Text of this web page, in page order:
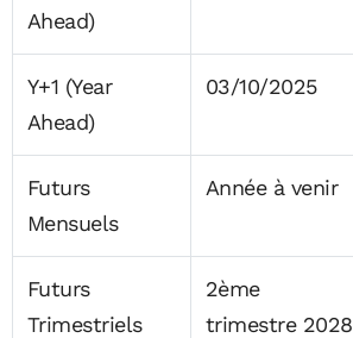
Ahead)
Y+1 (Year
Ahead)
03/10/2025
Futurs
Mensuels
Année à venir
Futurs
Trimestriels
2ème
trimestre 2028